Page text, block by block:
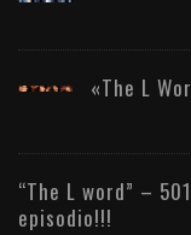
«The L
“The L word” –
episodio!!!